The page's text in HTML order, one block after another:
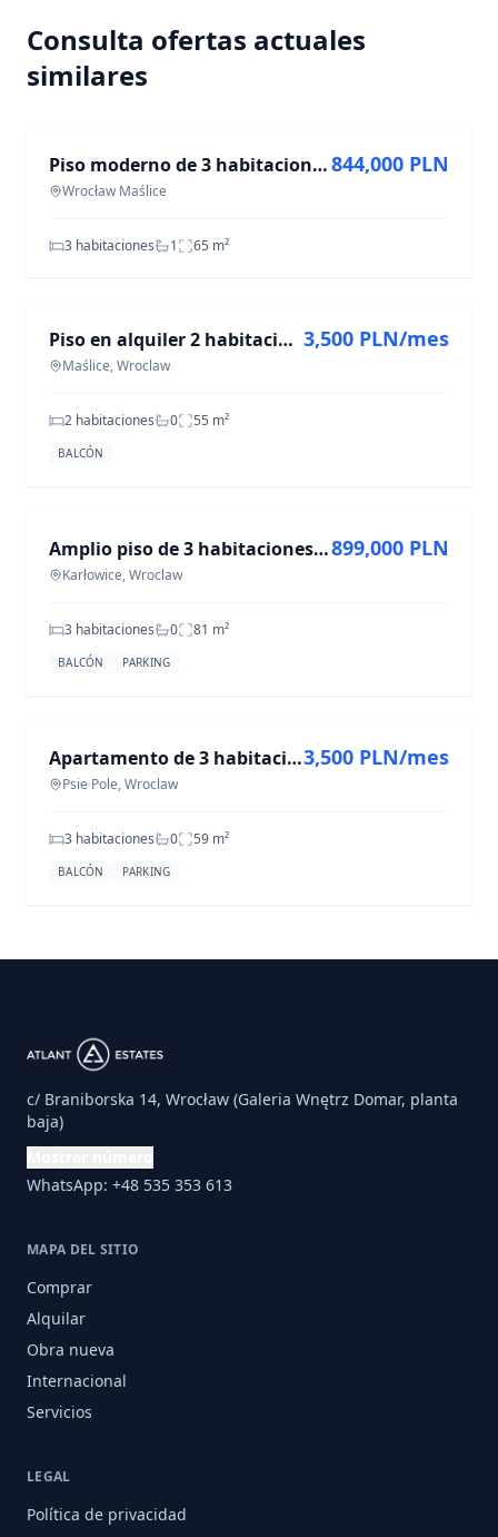
Consulta ofertas actuales
similares
Piso moderno de 3 habitaciones - 65 m² en Wrocław Maślice
Wrocław Maślice
844,000 PLN
3 habitaciones 1 65 m²
Piso en alquiler 2 habitaciones 55,2 m² en Maślice
Maślice, Wroclaw
3,500 PLN/mes
2 habitaciones 0 55 m²
BALCÓN
Amplio piso de 3 habitaciones en Karłowice, 81,15 m²
Karłowice, Wroclaw
899,000 PLN
3 habitaciones 0 81 m²
BALCÓN PARKING
Apartamento de 3 habitaciones. Zakrzów. 3 balcones, vestidor, 59 m. Amueblado,
Psie Pole, Wroclaw
3,500 PLN/mes
3 habitaciones 0 59 m²
BALCÓN PARKING
c/ Braniborska 14, Wrocław (Galeria Wnętrz Domar, planta
baja)
WhatsApp: +48 535 353 613
MAPA DEL SITIO
Comprar
Alquilar
Obra nueva
Internacional
Servicios
LEGAL
Política de privacidad